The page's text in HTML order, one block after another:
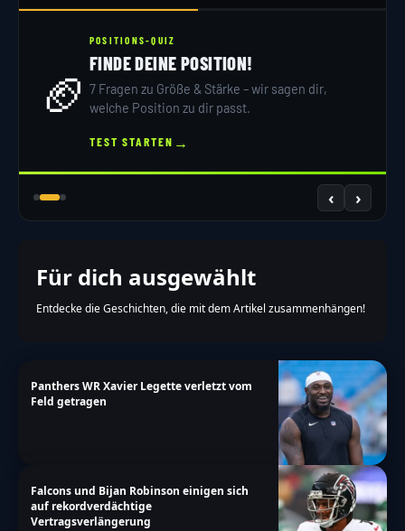
🏈
POSITIONS-QUIZ
FINDE DEINE POSITION!
7 Fragen zu Größe & Stärke – wir sagen dir,
welche Position zu dir passt.
TEST STARTEN →
‹ ›
Für dich ausgewählt
Entdecke die Geschichten, die mit dem Artikel zusammenhängen!
Panthers WR Xavier Legette verletzt vom
Feld getragen
Falcons und Bijan Robinson einigen sich
auf rekordverdächtige
Vertragsverlängerung